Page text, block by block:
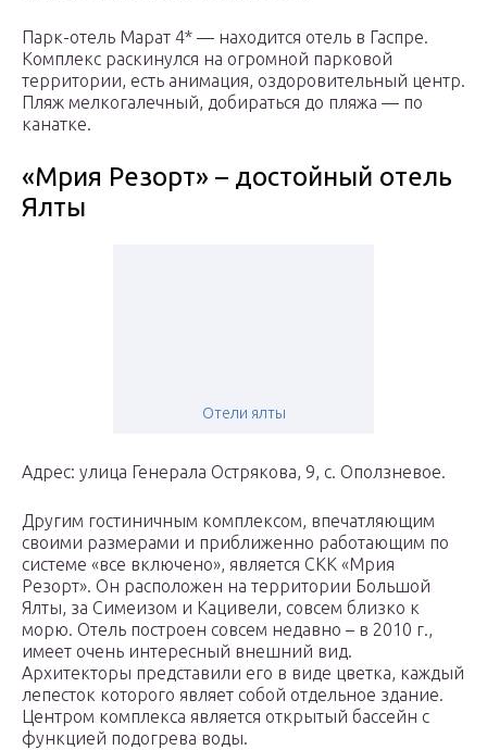
Парк-отель Марат 4* — находится отель в Гаспре.
Комплекс раскинулся на огромной парковой
территории, есть анимация, оздоровительный центр.
Пляж мелкогалечный, добираться до пляжа — по
канатке.
«Мрия Резорт» – достойный отель
Ялты
Отели ялты
Адрес: улица Генерала Острякова, 9, с. Оползневое.
Другим гостиничным комплексом, впечатляющим
своими размерами и приближенно работающим по
системе «все включено», является СКК «Мрия
Резорт». Он расположен на территории Большой
Ялты, за Симеизом и Кацивели, совсем близко к
морю. Отель построен совсем недавно – в 2010 г.,
имеет очень интересный внешний вид.
Архитекторы представили его в виде цветка, каждый
лепесток которого являет собой отдельное здание.
Центром комплекса является открытый бассейн с
функцией подогрева воды.